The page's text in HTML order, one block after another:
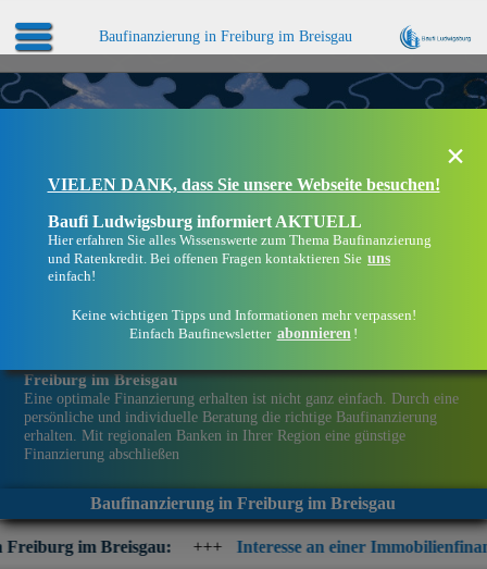
Baufinanzierung in Freiburg im Breisgau
Freiburg im Breisgau
Eine optimale Finanzierung erhalten ist nicht ganz einfach. Durch eine
persönliche und individuelle Beratung die richtige Baufinanzierung
erhalten. Mit regionalen Banken in Ihrer Region eine günstige
Finanzierung abschließen
Baufinanzierung in Freiburg im Breisgau
+++ Interesse an einer Immobilienfinanzierung?
×
VIELEN DANK, dass Sie unsere Webseite besuchen!
Baufi Ludwigsburg informiert AKTUELL
Hier erfahren Sie alles Wissenswerte zum Thema Baufinanzierung
und Ratenkredit. Bei offenen Fragen kontaktieren Sie uns
einfach!
Keine wichtigen Tipps und Informationen mehr verpassen!
Einfach Baufinewsletter abonnieren !